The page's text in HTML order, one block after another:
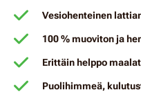
Vesiohenteinen
100 % muoviton ja
Erittäin helppo
Puolihimmeä,